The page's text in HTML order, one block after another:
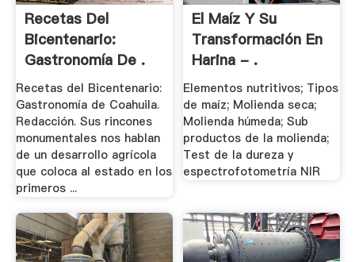
Recetas Del
Bicentenario:
Gastronomía De .
Recetas del Bicentenario:
Gastronomía de Coahuila.
Redacción. Sus rincones
monumentales nos hablan
de un desarrollo agrícola
que coloca al estado en los
primeros ...
El Maíz Y Su
Transformación En
Harina - .
Elementos nutritivos; Tipos
de maíz; Molienda seca;
Molienda húmeda; Sub
productos de la molienda;
Test de la dureza y
espectrofotometría NIR